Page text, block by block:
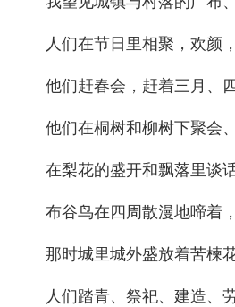
人们在节日里相聚，欢颜
他们赶春会，赶着三月、
他们在桐树和柳树下聚会
在梨花的盛开和飘落里谈
布谷鸟在四周散漫地啼着
那时城里城外盛放着苦楝
人们踏青、祭祀、建造、